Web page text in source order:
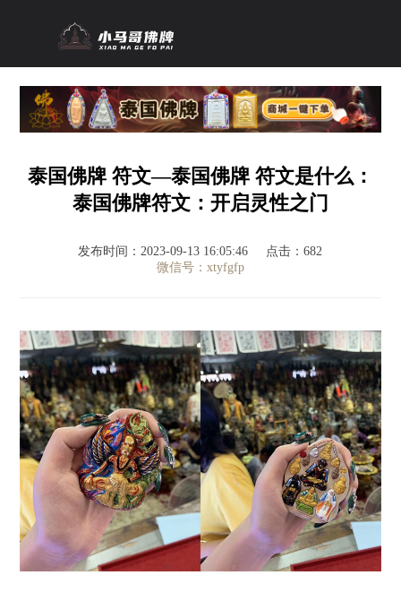
泰国佛牌 符文—泰国佛牌 符文是什么：
泰国佛牌符文：开启灵性之门
发布时间：2023-09-13 16:05:46
点击：682
微信号：xtyfgfp